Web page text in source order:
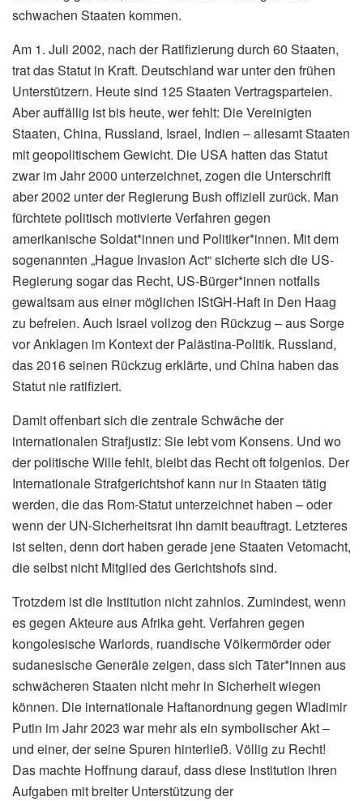
schwachen Staaten kommen.
Am 1. Juli 2002, nach der Ratifizierung durch 60 Staaten,
trat das Statut in Kraft. Deutschland war unter den frühen
Unterstützern. Heute sind 125 Staaten Vertragsparteien.
Aber auffällig ist bis heute, wer fehlt: Die Vereinigten
Staaten, China, Russland, Israel, Indien – allesamt Staaten
mit geopolitischem Gewicht. Die USA hatten das Statut
zwar im Jahr 2000 unterzeichnet, zogen die Unterschrift
aber 2002 unter der Regierung Bush offiziell zurück. Man
fürchtete politisch motivierte Verfahren gegen
amerikanische Soldat*innen und Politiker*innen. Mit dem
sogenannten „Hague Invasion Act“ sicherte sich die US-
Regierung sogar das Recht, US-Bürger*innen notfalls
gewaltsam aus einer möglichen IStGH-Haft in Den Haag
zu befreien. Auch Israel vollzog den Rückzug – aus Sorge
vor Anklagen im Kontext der Palästina-Politik. Russland,
das 2016 seinen Rückzug erklärte, und China haben das
Statut nie ratifiziert.
Damit offenbart sich die zentrale Schwäche der
internationalen Strafjustiz: Sie lebt vom Konsens. Und wo
der politische Wille fehlt, bleibt das Recht oft folgenlos. Der
Internationale Strafgerichtshof kann nur in Staaten tätig
werden, die das Rom-Statut unterzeichnet haben – oder
wenn der UN-Sicherheitsrat ihn damit beauftragt. Letzteres
ist selten, denn dort haben gerade jene Staaten Vetomacht,
die selbst nicht Mitglied des Gerichtshofs sind.
Trotzdem ist die Institution nicht zahnlos. Zumindest, wenn
es gegen Akteure aus Afrika geht. Verfahren gegen
kongolesische Warlords, ruandische Völkermörder oder
sudanesische Generäle zeigen, dass sich Täter*innen aus
schwächeren Staaten nicht mehr in Sicherheit wiegen
können. Die internationale Haftanordnung gegen Wladimir
Putin im Jahr 2023 war mehr als ein symbolischer Akt –
und einer, der seine Spuren hinterließ. Völlig zu Recht!
Das machte Hoffnung darauf, dass diese Institution ihren
Aufgaben mit breiter Unterstützung der